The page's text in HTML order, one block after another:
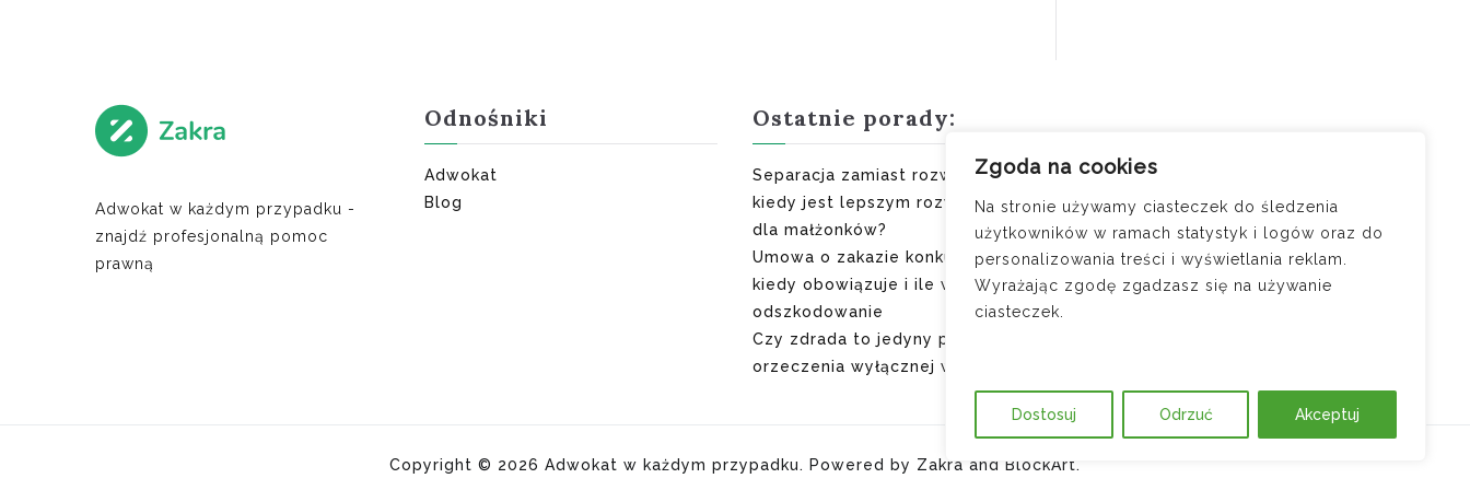
Zgoda na cookies
Na stronie używamy ciasteczek do śledzenia
użytkowników w ramach statystyk i logów oraz do
personalizowania treści i wyświetlania reklam.
Wyrażając zgodę zgadzasz się na używanie
ciasteczek.
Dostosuj Odrzuć Akceptuj
Adwokat w każdym przypadku -
znajdź profesjonalną pomoc
prawną
Odnośniki
Adwokat
Blog
Ostatnie porady:
Separacja zamiast rozwodu –
kiedy jest lepszym rozwiązaniem
dla małżonków?
Umowa o zakazie konkurencji —
kiedy obowiązuje i ile wynosi
odszkodowanie
Czy zdrada to jedyny powód do
orzeczenia wyłącznej winy?
Copyright © 2026 Adwokat w każdym przypadku. Powered by Zakra and BlockArt.